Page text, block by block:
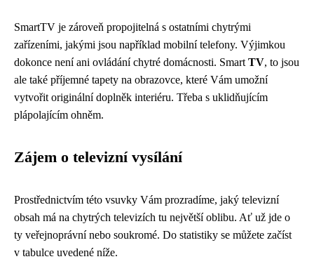
SmartTV je zároveň propojitelná s ostatními chytrými
zařízeními, jakými jsou například mobilní telefony. Výjimkou
dokonce není ani ovládání chytré domácnosti. Smart TV, to jsou
ale také příjemné tapety na obrazovce, které Vám umožní
vytvořit originální doplněk interiéru. Třeba s uklidňujícím
plápolajícím ohněm.
Zájem o televizní vysílání
Prostřednictvím této vsuvky Vám prozradíme, jaký televizní
obsah má na chytrých televizích tu největší oblibu. Ať už jde o
ty veřejnoprávní nebo soukromé. Do statistiky se můžete začíst
v tabulce uvedené níže.